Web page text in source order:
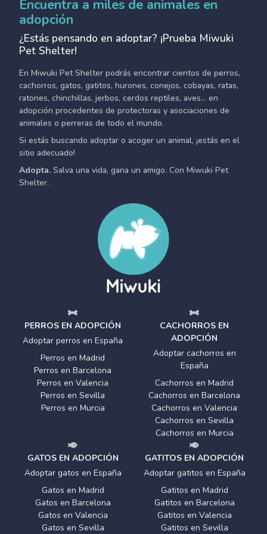
Encuentra a miles de animales en
adopción
¿Estás pensando en adoptar? ¡Prueba Miwuki
Pet Shelter!
En Miwuki Pet Shelter podrás encontrar cientos de perros,
cachorros, gatos, gatitos, hurones, conejos, cobayas, ratas,
ratones, chinchillas, jerbos, cerdos reptiles, aves... en
adopción procedentes de protectoras y asociaciones de
animales o perreras de todo el mundo.
Si estás buscando adoptar o acoger un animal, ¡estás en el
sitio adecuado!
Adopta. Salva una vida, gana un amigo. Con Miwuki Pet
Shelter.
PERROS EN ADOPCIÓN
Adoptar perros en España
Perros en Madrid
Perros en Barcelona
Perros en Valencia
Perros en Sevilla
Perros en Murcia
CACHORROS EN
ADOPCIÓN
Adoptar cachorros en
España
Cachorros en Madrid
Cachorros en Barcelona
Cachorros en Valencia
Cachorros en Sevilla
Cachorros en Murcia
GATOS EN ADOPCIÓN
Adoptar gatos en España
Gatos en Madrid
Gatos en Barcelona
Gatos en Valencia
Gatos en Sevilla
GATITOS EN ADOPCIÓN
Adoptar gatitos en España
Gatitos en Madrid
Gatitos en Barcelona
Gatitos en Valencia
Gatitos en Sevilla